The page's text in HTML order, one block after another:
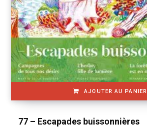
AJOUTER AU PANIER
77 – Escapades buissonnières